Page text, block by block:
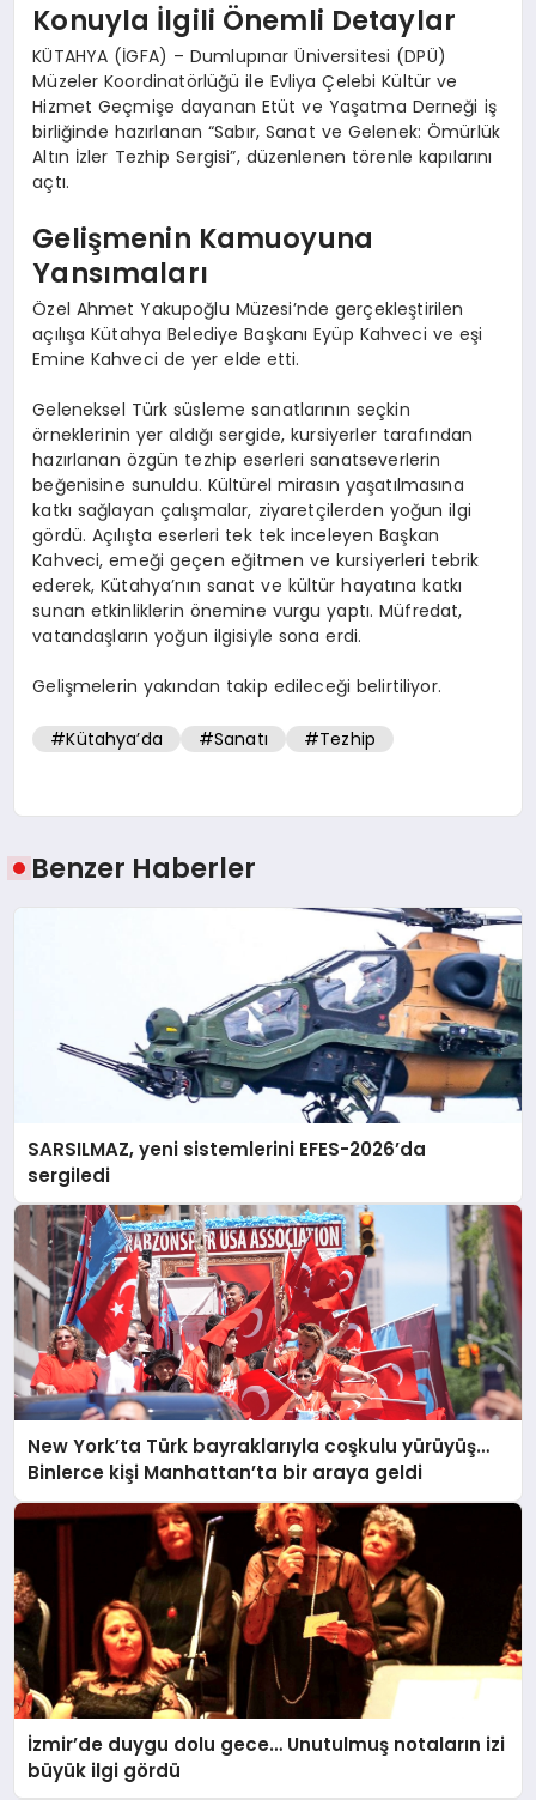
Konuyla İlgili Önemli Detaylar
KÜTAHYA (İGFA) – Dumlupınar Üniversitesi (DPÜ)
Müzeler Koordinatörlüğü ile Evliya Çelebi Kültür ve
Hizmet Geçmişe dayanan Etüt ve Yaşatma Derneği iş
birliğinde hazırlanan “Sabır, Sanat ve Gelenek: Ömürlük
Altın İzler Tezhip Sergisi”, düzenlenen törenle kapılarını
açtı.
Gelişmenin Kamuoyuna
Yansımaları
Özel Ahmet Yakupoğlu Müzesi’nde gerçekleştirilen
açılışa Kütahya Belediye Başkanı Eyüp Kahveci ve eşi
Emine Kahveci de yer elde etti.
Geleneksel Türk süsleme sanatlarının seçkin
örneklerinin yer aldığı sergide, kursiyerler tarafından
hazırlanan özgün tezhip eserleri sanatseverlerin
beğenisine sunuldu. Kültürel mirasın yaşatılmasına
katkı sağlayan çalışmalar, ziyaretçilerden yoğun ilgi
gördü. Açılışta eserleri tek tek inceleyen Başkan
Kahveci, emeği geçen eğitmen ve kursiyerleri tebrik
ederek, Kütahya’nın sanat ve kültür hayatına katkı
sunan etkinliklerin önemine vurgu yaptı. Müfredat,
vatandaşların yoğun ilgisiyle sona erdi.
Gelişmelerin yakından takip edileceği belirtiliyor.
#Kütahya’da #Sanatı #Tezhip
Benzer Haberler
SARSILMAZ, yeni sistemlerini EFES-2026’da
sergiledi
New York’ta Türk bayraklarıyla coşkulu yürüyüş…
Binlerce kişi Manhattan’ta bir araya geldi
İzmir’de duygu dolu gece… Unutulmuş notaların izi
büyük ilgi gördü